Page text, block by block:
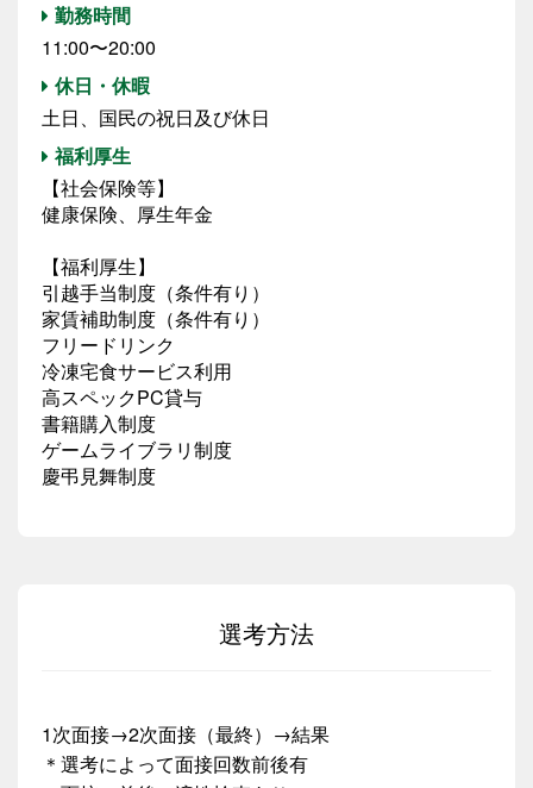
勤務時間
11:00〜20:00
休日・休暇
土日、国民の祝日及び休日
福利厚生
【社会保険等】
健康保険、厚生年金
【福利厚生】
引越手当制度（条件有り）
家賃補助制度（条件有り）
フリードリンク
冷凍宅食サービス利用
高スペックPC貸与
書籍購入制度
ゲームライブラリ制度
慶弔見舞制度
選考方法
1次面接→2次面接（最終）→結果
＊選考によって面接回数前後有